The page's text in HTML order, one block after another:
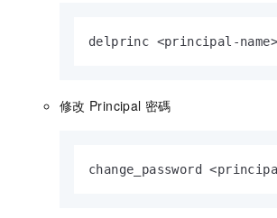
delprinc <principal-name>
修改 Principal 密碼
change_password